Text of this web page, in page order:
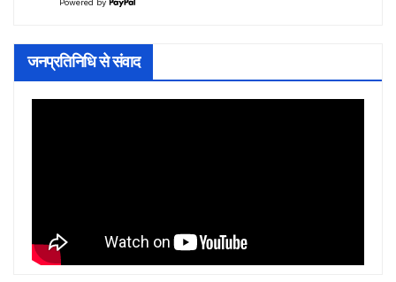
Powered by
जनप्रतिनिधि से संवाद